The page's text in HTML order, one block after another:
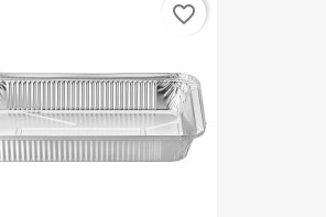
favorite_border